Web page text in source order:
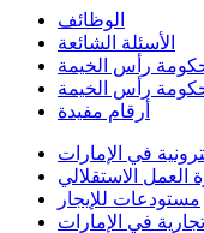
الوظائف
الأسئلة الشائعة
بحكومة رأس الخيمة
رأس الخيمة
أرقام مفيدة
في الإمارات
العمل الاستقلالي
مستودعات للإيجار
في الإمارات